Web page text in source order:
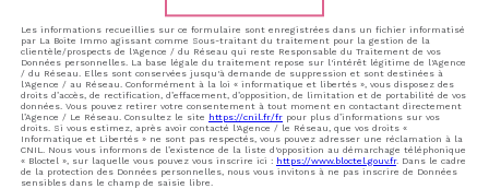
Les informations recueillies sur ce formulaire sont enregistrées dans un fichier informatisé
par La Boite Immo agissant comme Sous-traitant du traitement pour la gestion de la
clientèle/prospects de l'Agence / du Réseau qui reste Responsable du Traitement de vos
Données personnelles. La base légale du traitement repose sur l'intérêt légitime de l'Agence
/ du Réseau. Elles sont conservées jusqu'à demande de suppression et sont destinées à
l'Agence / au Réseau. Conformément à la loi « informatique et libertés », vous disposez des
droits d’accès, de rectification, d’effacement, d’opposition, de limitation et de portabilité de vos
données. Vous pouvez retirer votre consentement à tout moment en contactant directement
l’Agence / Le Réseau. Consultez le site https://cnil.fr/fr pour plus d’informations sur vos
droits. Si vous estimez, après avoir contacté l'Agence / le Réseau, que vos droits «
Informatique et Libertés » ne sont pas respectés, vous pouvez adresser une réclamation à la
CNIL. Nous vous informons de l’existence de la liste d'opposition au démarchage téléphonique
« Bloctel », sur laquelle vous pouvez vous inscrire ici : https://www.bloctel.gouv.fr. Dans le cadre
de la protection des Données personnelles, nous vous invitons à ne pas inscrire de Données
sensibles dans le champ de saisie libre.